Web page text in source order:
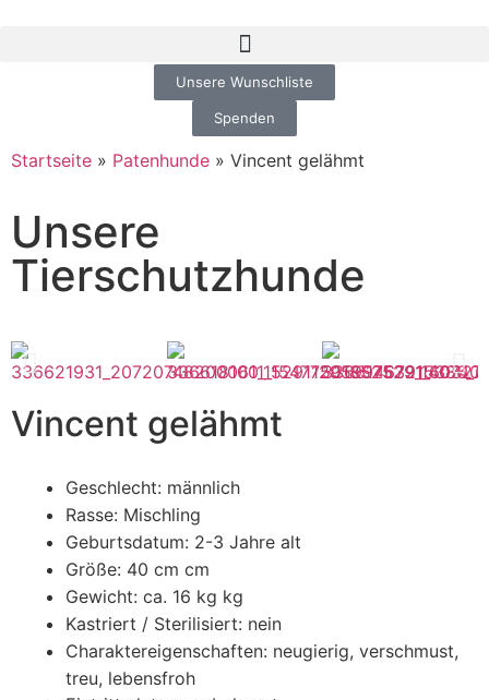
Unsere Wunschliste
Spenden
Startseite » Patenhunde » Vincent gelähmt
Unsere
Tierschutzhunde
Vincent gelähmt
Geschlecht: männlich
Rasse: Mischling
Geburtsdatum: 2-3 Jahre alt
Größe: 40 cm cm
Gewicht: ca. 16 kg kg
Kastriert / Sterilisiert: nein
Charaktereigenschaften: neugierig, verschmust,
treu, lebensfroh